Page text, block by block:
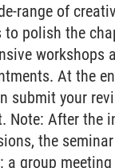
range of
to polish the
workshops
At the
submit your
Note: After the
the
a group